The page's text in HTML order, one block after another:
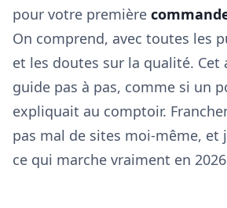
pour votre première
On comprend, avec toutes les
et les doutes sur la qualité. Cet
guide pas à pas, comme si un
expliquait au comptoir.
pas mal de sites moi-même, et
ce qui marche vraiment en